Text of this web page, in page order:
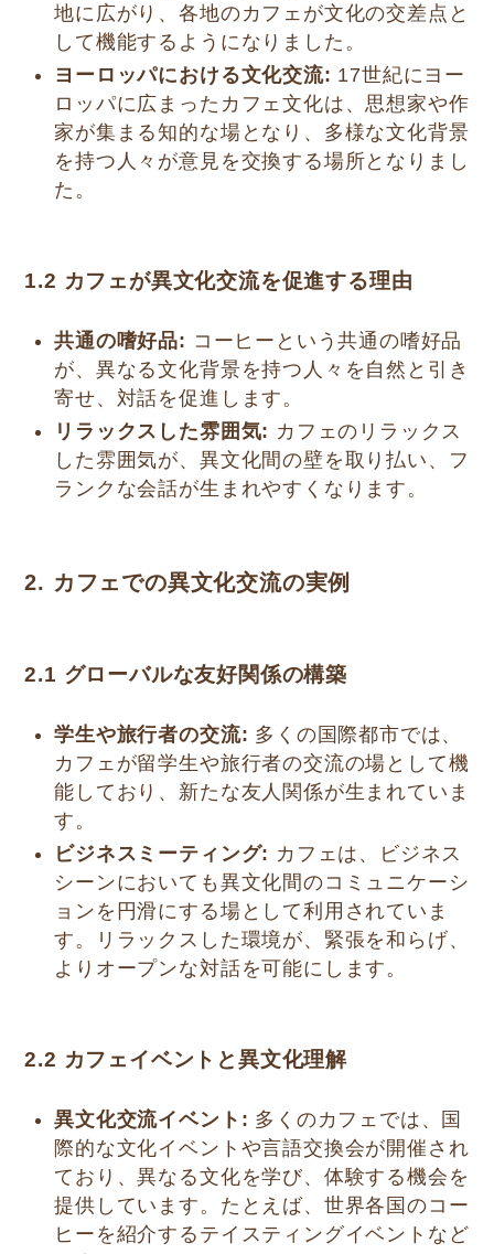
地に広がり、各地のカフェが文化の交差点と
して機能するようになりました。
ヨーロッパにおける文化交流: 17世紀にヨー
ロッパに広まったカフェ文化は、思想家や作
家が集まる知的な場となり、多様な文化背景
を持つ人々が意見を交換する場所となりまし
た。
1.2 カフェが異文化交流を促進する理由
共通の嗜好品: コーヒーという共通の嗜好品
が、異なる文化背景を持つ人々を自然と引き
寄せ、対話を促進します。
リラックスした雰囲気: カフェのリラックス
した雰囲気が、異文化間の壁を取り払い、フ
ランクな会話が生まれやすくなります。
2. カフェでの異文化交流の実例
2.1 グローバルな友好関係の構築
学生や旅行者の交流: 多くの国際都市では、
カフェが留学生や旅行者の交流の場として機
能しており、新たな友人関係が生まれていま
す。
ビジネスミーティング: カフェは、ビジネス
シーンにおいても異文化間のコミュニケーシ
ョンを円滑にする場として利用されていま
す。リラックスした環境が、緊張を和らげ、
よりオープンな対話を可能にします。
2.2 カフェイベントと異文化理解
異文化交流イベント: 多くのカフェでは、国
際的な文化イベントや言語交換会が開催され
ており、異なる文化を学び、体験する機会を
提供しています。たとえば、世界各国のコー
ヒーを紹介するテイスティングイベントなど